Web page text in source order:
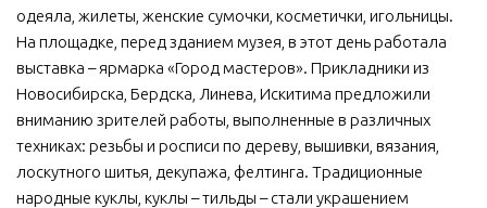
одеяла, жилеты, женские сумочки, косметички, игольницы.
На площадке, перед зданием музея, в этот день работала
выставка – ярмарка «Город мастеров». Прикладники из
Новосибирска, Бердска, Линева, Искитима предложили
вниманию зрителей работы, выполненные в различных
техниках: резьбы и росписи по дереву, вышивки, вязания,
лоскутного шитья, декупажа, фелтинга. Традиционные
народные куклы, куклы – тильды – стали украшением